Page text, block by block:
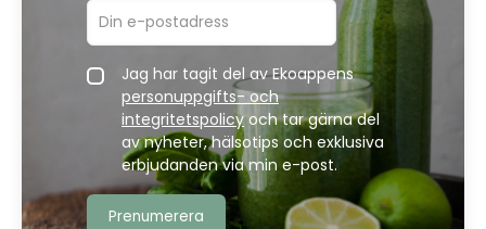
Jag har tagit del av Ekoappens
personuppgifts- och
integritetspolicyoch tar gärna del
av nyheter, hälsotips och exklusiva
erbjudanden via min e-post.